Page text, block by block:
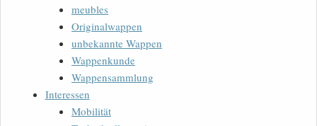
meubles
Originalwappen
unbekannte Wappen
Wappenkunde
Wappensammlung
Interessen
Mobilität